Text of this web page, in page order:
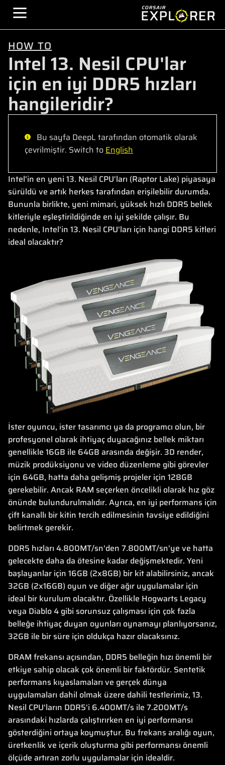
HOW TO
Intel 13. Nesil CPU'lar
için en iyi DDR5 hızları
hangileridir?
Bu sayfa DeepL tarafından otomatik olarak
çevrilmiştir. Switch toEnglish
Intel'in en yeni 13. Nesil CPU'ları (Raptor Lake) piyasaya
sürüldü ve artık herkes tarafından erişilebilir durumda.
Bununla birlikte, yeni mimari, yüksek hızlı DDR5 bellek
kitleriyle eşleştirildiğinde en iyi şekilde çalışır. Bu
nedenle, Intel'in 13. Nesil CPU'ları için hangi DDR5 kitleri
ideal olacaktır?
İster oyuncu, ister tasarımcı ya da programcı olun, bir
profesyonel olarak ihtiyaç duyacağınız bellek miktarı
genellikle 16GB ile 64GB arasında değişir. 3D render,
müzik prodüksiyonu ve video düzenleme gibi görevler
için 64GB, hatta daha gelişmiş projeler için 128GB
gerekebilir. Ancak RAM seçerken öncelikli olarak hız göz
önünde bulundurulmalıdır. Ayrıca, en iyi performans için
çift kanallı bir kitin tercih edilmesinin tavsiye edildiğini
belirtmek gerekir.
DDR5 hızları 4.800MT/sn'den 7.800MT/sn'ye ve hatta
gelecekte daha da ötesine kadar değişmektedir. Yeni
başlayanlar için 16GB (2x8GB) bir kit alabilirsiniz, ancak
32GB (2x16GB) oyun ve diğer ağır uygulamalar için
ideal bir kurulum olacaktır. Özellikle Hogwarts Legacy
veya Diablo 4 gibi sorunsuz çalışması için çok fazla
belleğe ihtiyaç duyan oyunları oynamayı planlıyorsanız,
32GB ile bir süre için oldukça hazır olacaksınız.
DRAM frekansı açısından, DDR5 belleğin hızı önemli bir
etkiye sahip olacak çok önemli bir faktördür. Sentetik
performans kıyaslamaları ve gerçek dünya
uygulamaları dahil olmak üzere dahili testlerimiz, 13.
Nesil CPU'ların DDR5'i 6.400MT/s ile 7.200MT/s
arasındaki hızlarda çalıştırırken en iyi performansı
gösterdiğini ortaya koymuştur. Bu frekans aralığı oyun,
üretkenlik ve içerik oluşturma gibi performansı önemli
ölçüde artıran zorlu uygulamalar için idealdir.